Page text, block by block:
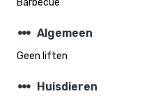
Barbecue
steppers Algemeen
Geen liften
steppers Huisdieren